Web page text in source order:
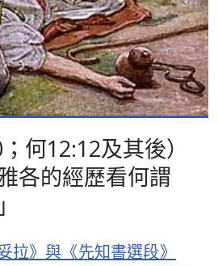
何12:12及其後）
各的經歷看何謂
拉》與《先知書選段》